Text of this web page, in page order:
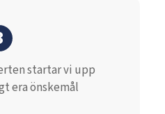
startar vi upp
era önskemål